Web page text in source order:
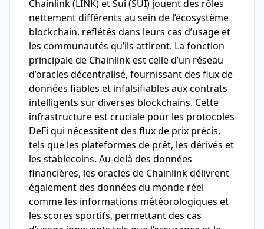
Chainlink (LINK) et Sui (SUI) jouent des rôles
nettement différents au sein de l’écosystème
blockchain, reflétés dans leurs cas d’usage et
les communautés qu’ils attirent. La fonction
principale de Chainlink est celle d’un réseau
d’oracles décentralisé, fournissant des flux de
données fiables et infalsifiables aux contrats
intelligents sur diverses blockchains. Cette
infrastructure est cruciale pour les protocoles
DeFi qui nécessitent des flux de prix précis,
tels que les plateformes de prêt, les dérivés et
les stablecoins. Au-delà des données
financières, les oracles de Chainlink délivrent
également des données du monde réel
comme les informations météorologiques et
les scores sportifs, permettant des cas